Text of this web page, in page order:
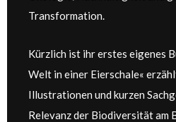
Transformation.
Kürzlich ist ihr erstes eigenes
Welt in einer Eierschale«
Illustrationen und kurzen
Relevanz der Biodiversität am